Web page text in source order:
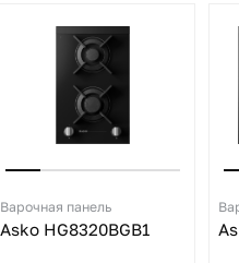
Варочная панель
Asko HG8320BGB1